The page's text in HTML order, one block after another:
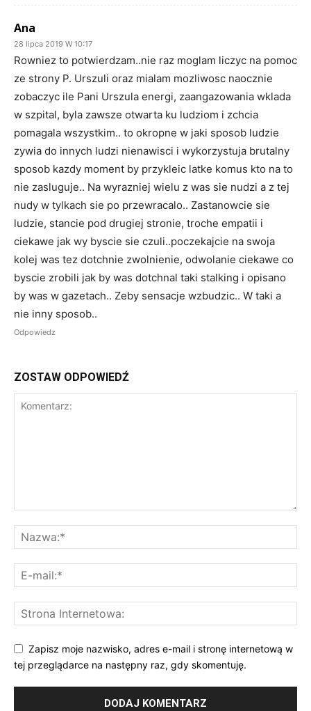
Ana
28 lipca 2019 W 10:17
Rowniez to potwierdzam..nie raz moglam liczyc na pomoc
ze strony P. Urszuli oraz mialam mozliwosc naocznie
zobaczyc ile Pani Urszula energi, zaangazowania wklada
w szpital, byla zawsze otwarta ku ludziom i zchcia
pomagala wszystkim.. to okropne w jaki sposob ludzie
zywia do innych ludzi nienawisci i wykorzystuja brutalny
sposob kazdy moment by przykleic latke komus kto na to
nie zasluguje.. Na wyrazniej wielu z was sie nudzi a z tej
nudy w tylkach sie po przewracalo.. Zastanowcie sie
ludzie, stancie pod drugiej stronie, troche empatii i
ciekawe jak wy byscie sie czuli..poczekajcie na swoja
kolej was tez dotchnie zwolnienie, odwolanie ciekawe co
byscie zrobili jak by was dotchnal taki stalking i opisano
by was w gazetach.. Zeby sensacje wzbudzic.. W taki a
nie inny sposob..
Odpowiedz
ZOSTAW ODPOWIEDŹ
Zapisz moje nazwisko, adres e-mail i stronę internetową w
tej przeglądarce na następny raz, gdy skomentuję.